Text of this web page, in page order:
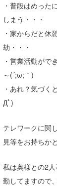
・普段はめった
しまう・・・
・家からだと休
劫・・・
・営業活動がで
～(´;ω;｀)
・あれ？気づく
Дﾟ)
テレワークに関
見等をお持ちか
私は奥様との2
勤してますので
SancheZ
ゴン
米山予報士
wanda
予報士
Mr.K
Romisea